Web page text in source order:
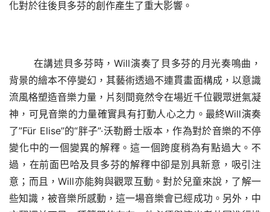
化對於往後貝多芬的創作產生了重大影響。
在講述貝多芬時，Will演奏了貝多芬的月光奏鳴曲，
背景的繪本不停變幻，其藝術透過不連貫畫面構成，以意識
流風格塑造音樂力量，片刻間竟然令在場近千位觀眾迸氣凝
神，可見音樂的力量確實具有打動人心之力。最終Will演奏
了”Für Elise”的“胖子”·沃勒爵士版本，作為對於音樂的不停
變化中的一個變異的解釋。這一個跨度稍為有點過大。不
過，在前面巴哈及貝多芬的解釋中卻是別具新意，吸引注
意；而且，Will亦能夠與觀眾互動。對於兒童來說，了解一
些知識，被音樂所感動，這一場音樂會已經成功。另外，中